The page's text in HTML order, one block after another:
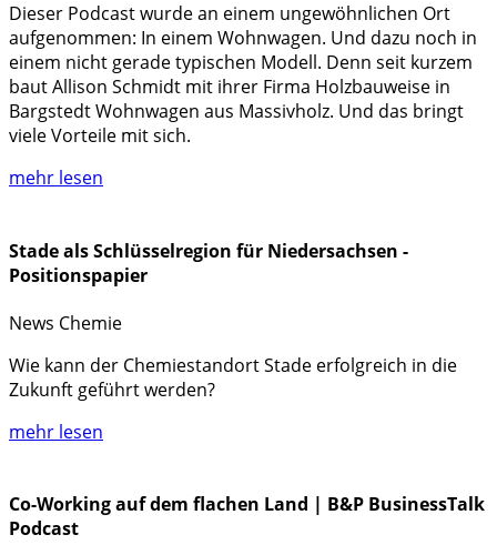
Dieser Podcast wurde an einem ungewöhnlichen Ort
aufgenommen: In einem Wohnwagen. Und dazu noch in
einem nicht gerade typischen Modell. Denn seit kurzem
baut Allison Schmidt mit ihrer Firma Holzbauweise in
Bargstedt Wohnwagen aus Massivholz. Und das bringt
viele Vorteile mit sich.
mehr lesen
Stade als Schlüsselregion für Niedersachsen -
Positionspapier
News Chemie
Wie kann der Chemiestandort Stade erfolgreich in die
Zukunft geführt werden?
mehr lesen
Co-Working auf dem flachen Land | B&P BusinessTalk
Podcast